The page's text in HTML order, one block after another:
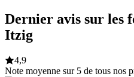
Dernier avis sur les
Itzig
4,9
Note moyenne sur 5 de tous nos